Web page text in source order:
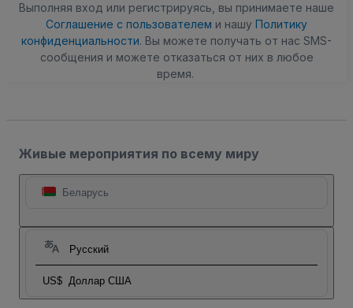
Выполняя вход или регистрируясь, вы принимаете наше
Соглашение с пользователем и нашу Политику
конфиденциальности. Вы можете получать от нас SMS-
сообщения и можете отказаться от них в любое
время.
Живые мероприятия по всему миру
Беларусь
Русский
US$ Доллар США